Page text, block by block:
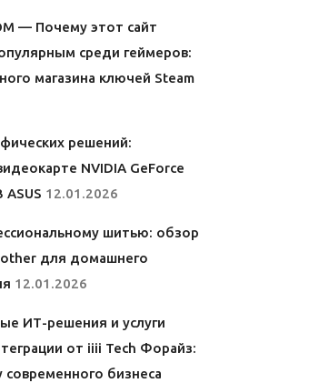
— Почему этот сайт
среди геймеров:
магазина ключей Steam
решений:
NVIDIA GeForce
ASUS 12.01.2026
шитью: обзор
для домашнего
12.01.2026
ИТ-решения и услуги
от iiii Tech Форайз:
современного бизнеса